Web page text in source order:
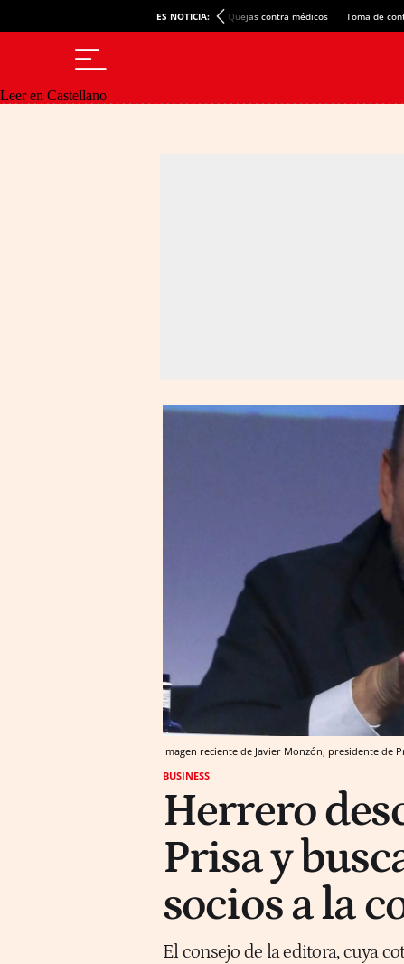
ES NOTICIA: Quejas contra médicos Toma de
Leer en Castellano
Imagen reciente de Javier Monzón, presidente de
BUSINESS
Herrero
Prisa y
socios a la
El consejo de la editora, cuya